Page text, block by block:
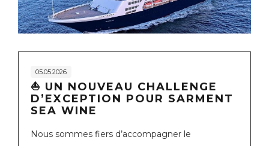
05.05.2026
⛵ UN NOUVEAU CHALLENGE
D’EXCEPTION POUR SARMENT
SEA WINE
Nous sommes fiers d’accompagner le